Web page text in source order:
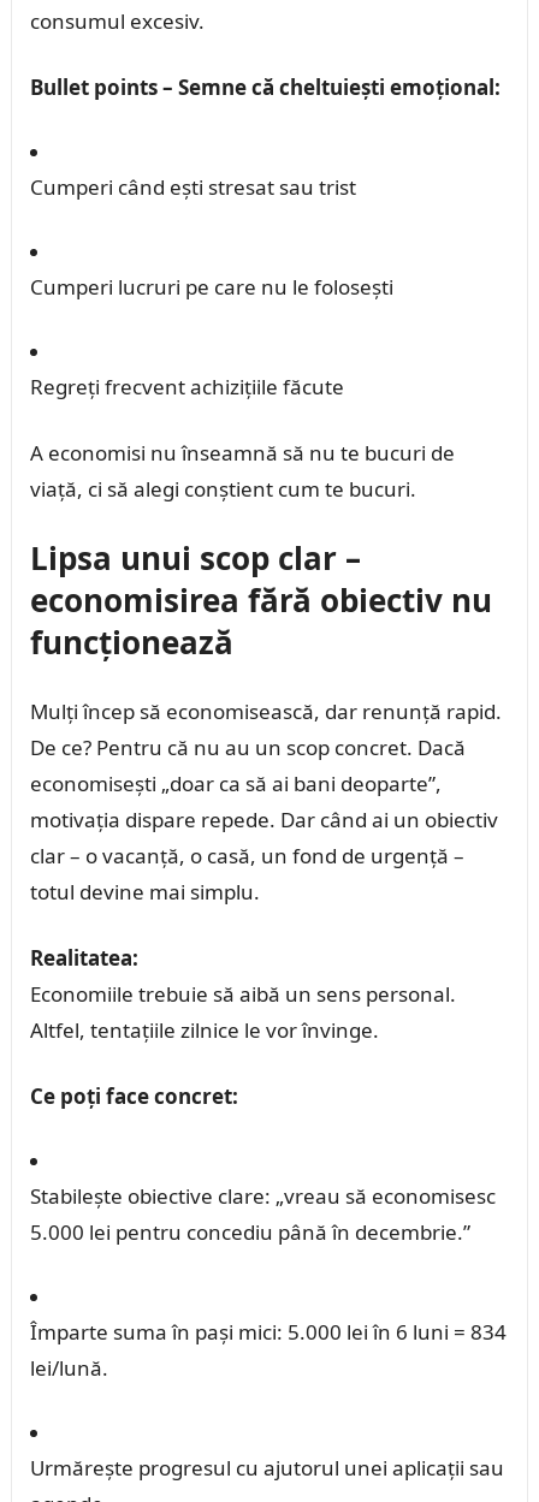
consumul excesiv.
Bullet points – Semne că cheltuiești emoțional:
Cumperi când ești stresat sau trist
Cumperi lucruri pe care nu le folosești
Regreți frecvent achizițiile făcute
A economisi nu înseamnă să nu te bucuri de
viață, ci să alegi conștient cum te bucuri.
Lipsa unui scop clar –
economisirea fără obiectiv nu
funcționează
Mulți încep să economisească, dar renunță rapid.
De ce? Pentru că nu au un scop concret. Dacă
economisești „doar ca să ai bani deoparte”,
motivația dispare repede. Dar când ai un obiectiv
clar – o vacanță, o casă, un fond de urgență –
totul devine mai simplu.
Realitatea:
Economiile trebuie să aibă un sens personal.
Altfel, tentațiile zilnice le vor învinge.
Ce poți face concret:
Stabilește obiective clare: „vreau să economisesc
5.000 lei pentru concediu până în decembrie.”
Împarte suma în pași mici: 5.000 lei în 6 luni = 834
lei/lună.
Urmărește progresul cu ajutorul unei aplicații sau